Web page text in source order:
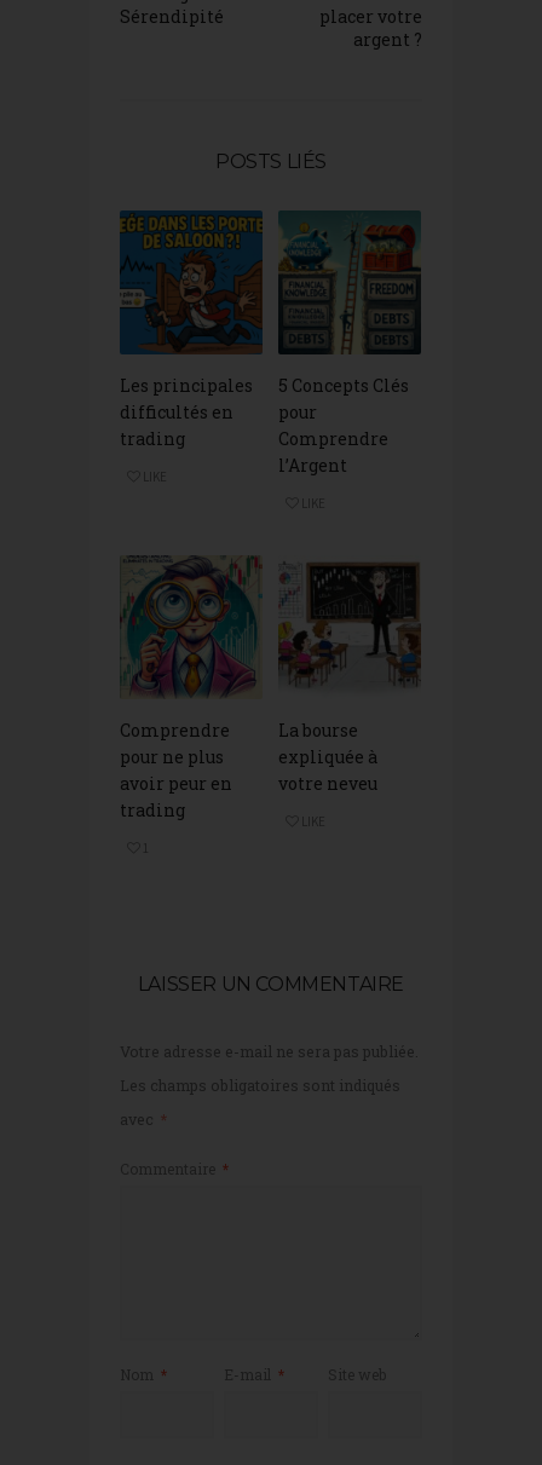
Sérendipité
placer votre
argent ?
POSTS LIÉS
Les principales
difficultés en
trading
5 Concepts Clés
pour
Comprendre
l’Argent
Comprendre
pour ne plus
avoir peur en
trading
La bourse
expliquée à
votre neveu
LAISSER UN COMMENTAIRE
Votre adresse e-mail ne sera pas publiée.
Les champs obligatoires sont indiqués
avec *
Commentaire *
Nom * E-mail * Site web